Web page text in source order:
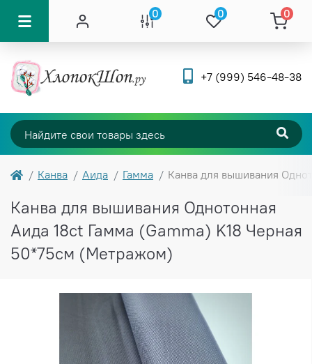
0 0 0
+7 (999) 546-48-38
Канва Аида Гамма Канва для вышивания
Канва для вышивания Однотонная
Аида 18ct Гамма (Gamma) K18 Черная
50*75см (Метражом)